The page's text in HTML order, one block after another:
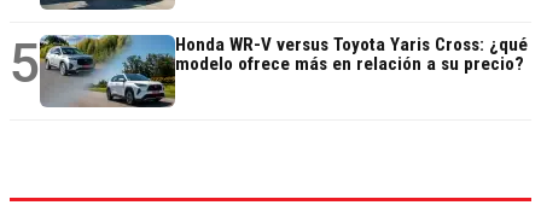
5
Honda WR-V versus Toyota Yaris Cross: ¿qué
modelo ofrece más en relación a su precio?